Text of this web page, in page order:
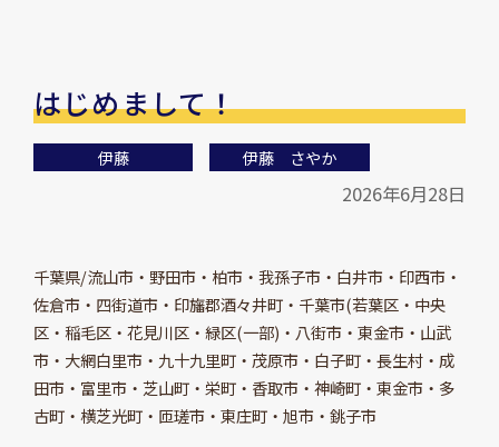
はじめまして！
伊藤 伊藤 さやか
2026年6月28日
千葉県/流山市・野田市・柏市・我孫子市・白井市・印西市・
佐倉市・四街道市・印旛郡酒々井町・千葉市(若葉区・中央
区・稲毛区・花見川区・緑区(一部)・八街市・東金市・山武
市・大網白里市・九十九里町・茂原市・白子町・長生村・成
田市・富里市・芝山町・栄町・香取市・神崎町・東金市・多
古町・横芝光町・匝瑳市・東庄町・旭市・銚子市